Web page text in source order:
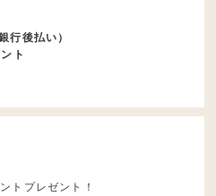
行後払い）
ト
トプレゼント！